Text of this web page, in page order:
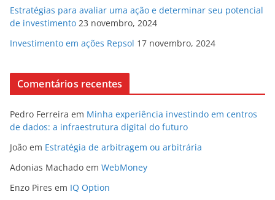
Estratégias para avaliar uma ação e determinar seu potencial
de investimento 23 novembro, 2024
Investimento em ações Repsol 17 novembro, 2024
Comentários recentes
Pedro Ferreira em Minha experiência investindo em centros
de dados: a infraestrutura digital do futuro
João em Estratégia de arbitragem ou arbitrária
Adonias Machado em WebMoney
Enzo Pires em IQ Option